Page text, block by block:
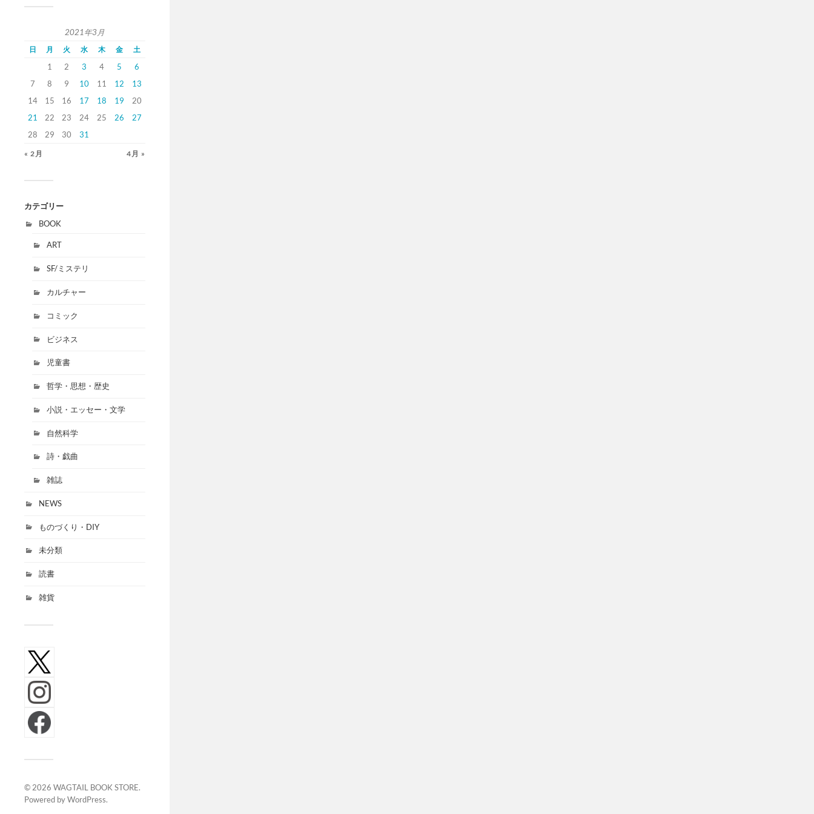
2021年3月
日 月 火 水 木 金 土
1 2 3 4 5
6
7
8 9 10 11 12
13
14
15 16 17 18 19
20
21
22 23 24 25 26
27
28
29 30 31
« 2月 4月 »
カテゴリー
BOOK
ART
SF/ミステリ
カルチャー
コミック
ビジネス
児童書
哲学・思想・歴史
小説・エッセー・文学
自然科学
詩・戯曲
雑誌
NEWS
ものづくり・DIY
未分類
読書
雑貨
© 2026 WAGTAIL BOOK STORE.
Powered byWordPress.